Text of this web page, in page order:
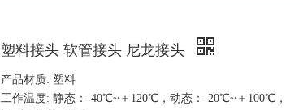
塑料接头 软管接头 尼龙接头
产品材质: 塑料
工作温度: 静态：-40℃~＋120℃，动态：-20℃~＋100℃，